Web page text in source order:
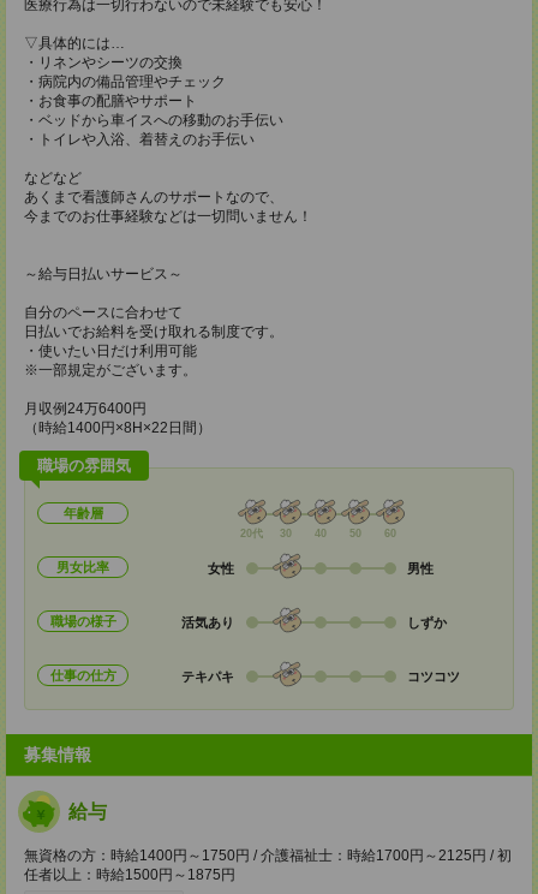
医療行為は一切行わないので未経験でも安心！
▽具体的には…
・リネンやシーツの交換
・病院内の備品管理やチェック
・お食事の配膳やサポート
・ベッドから車イスへの移動のお手伝い
・トイレや入浴、着替えのお手伝い
などなど
あくまで看護師さんのサポートなので、
今までのお仕事経験などは一切問いません！
～給与日払いサービス～
自分のペースに合わせて
日払いでお給料を受け取れる制度です。
・使いたい日だけ利用可能
※一部規定がございます。
月収例24万6400円
（時給1400円×8H×22日間）
職場の雰囲気
年齢層
20代 30 40 50 60
男女比率 女性 男性
職場の様子 活気あり しずか
仕事の仕方 テキパキ コツコツ
募集情報
給与
無資格の方：時給1400円～1750円 / 介護福祉士：時給1700円～2125円 / 初
任者以上：時給1500円～1875円